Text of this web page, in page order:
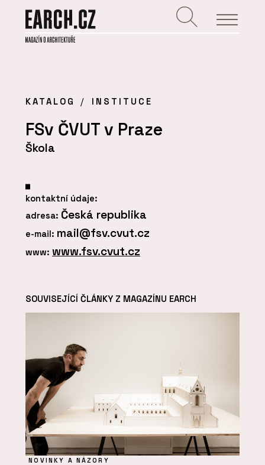
KATALOG INSTITUCE
FSv ČVUT v Praze
Škola
kontaktní údaje:
adresa: Česká republika
e-mail: mail@fsv.cvut.cz
www: www.fsv.cvut.cz
SOUVISEJÍCÍ ČLÁNKY Z MAGAZÍNU EARCH
NOVINKY A NÁZORY